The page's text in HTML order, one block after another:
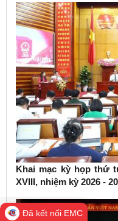
Khai mạc kỳ họp thứ
XVIII, nhiệm kỳ 2026 -
Đã kết nối EMC